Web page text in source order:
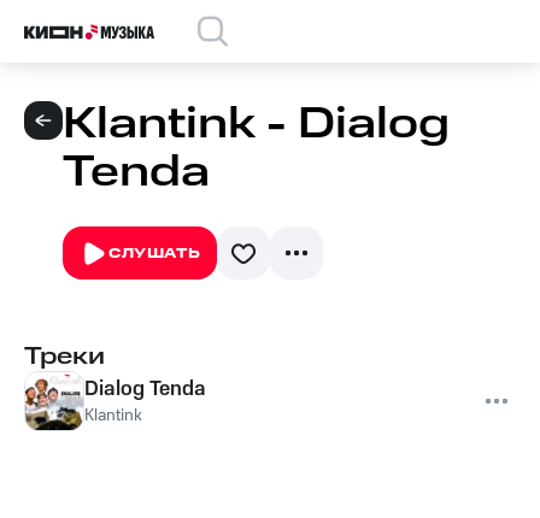
Klantink - Dialog
Tenda
СЛУШАТЬ
Треки
Dialog Tenda
Klantink